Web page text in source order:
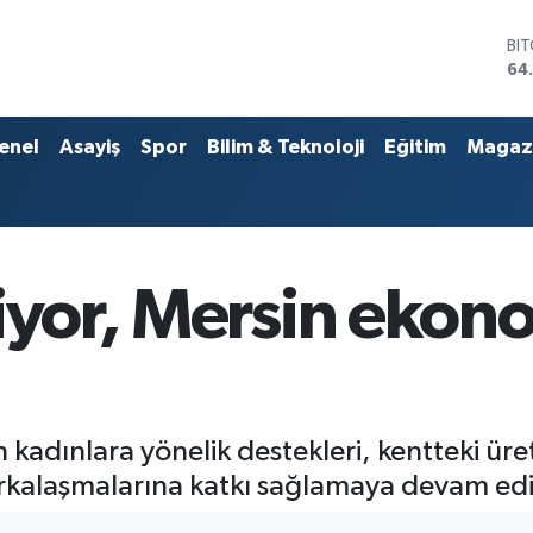
Asayiş Spor Bilim & Teknoloji Eğitim
Mersin
kadınlara yönelik destekleri, kentteki
katkı sağlamaya devam